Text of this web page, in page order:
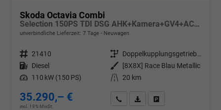
Skoda Octavia Combi
Selection 150PS TDI DSG AHK+Kamera+GV4+ACC+TravelAssist+Sunset+Alu+LightAssist
unverbindliche Lieferzeit: 7 Tage Neuwagen
Fahrzeugnr. 21410 Getriebe
Doppelkupplungsgetriebe (DSG)
Kraftstoff Diesel Außenfarbe
[8X8X] Race Blau Metallic
Leistung 110 kW (150 PS) Kilometerstand 20 km
35.290,– €
incl. 19% MwSt.
Wir rufen Sie anPDF-Datei, Fahrzeugexposé